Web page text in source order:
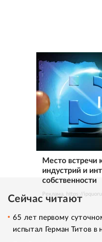
Место встречи
индустрий и
собственности
Реклама. https://
Сейчас читают
65 лет первому
испытал Герман Титов в